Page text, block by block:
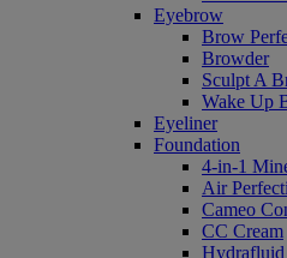
Eyebrow
Brow
Browder
Sculpt A
Wake Up
Eyeliner
Foundation
4-in-1
Air
Cameo
CC Cream
Hydrafluid